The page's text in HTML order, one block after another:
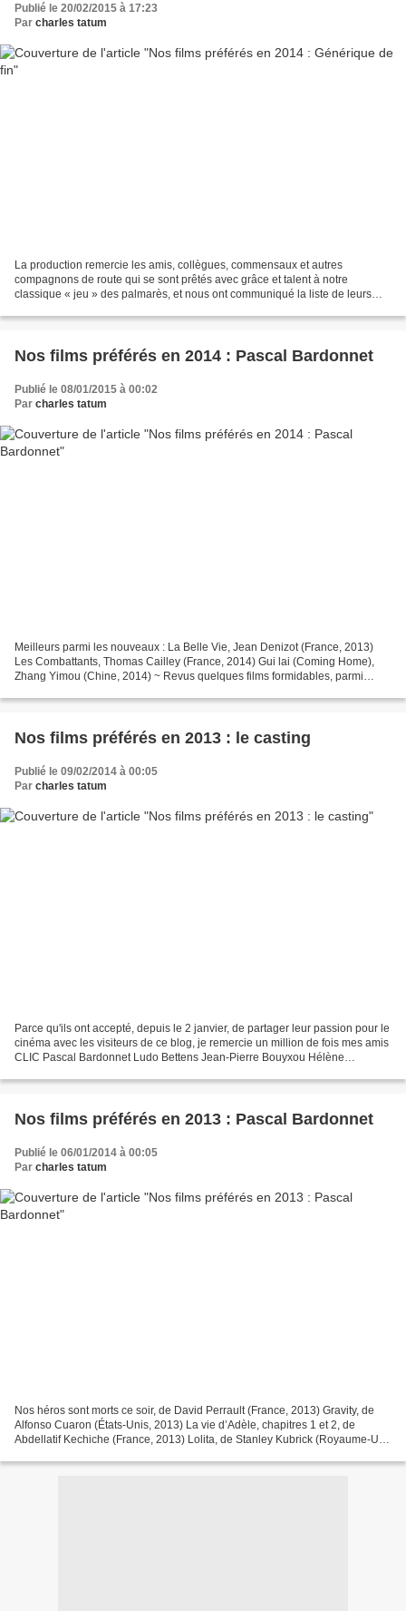
Publié le 20/02/2015 à 17:23
Par charles tatum
La production remercie les amis, collègues, commensaux et autres
compagnons de route qui se sont prêtés avec grâce et talent à notre
classique « jeu » des palmarès, et nous ont communiqué la liste de leurs
Nos films préférés en 2014 : Pascal Bardonnet
Publié le 08/01/2015 à 00:02
Par charles tatum
Meilleurs parmi les nouveaux : La Belle Vie, Jean Denizot (France, 2013)
Les Combattants, Thomas Cailley (France, 2014) Gui lai (Coming Home),
Zhang Yimou (Chine, 2014) ~ Revus quelques films formidables, parmi
Nos films préférés en 2013 : le casting
Publié le 09/02/2014 à 00:05
Par charles tatum
Parce qu'ils ont accepté, depuis le 2 janvier, de partager leur passion pour le
cinéma avec les visiteurs de ce blog, je remercie un million de fois mes amis
CLIC Pascal Bardonnet Ludo Bettens Jean-Pierre Bouyxou Hélène
Nos films préférés en 2013 : Pascal Bardonnet
Publié le 06/01/2014 à 00:05
Par charles tatum
Nos héros sont morts ce soir, de David Perrault (France, 2013) Gravity, de
Alfonso Cuaron (États-Unis, 2013) La vie d’Adèle, chapitres 1 et 2, de
Abdellatif Kechiche (France, 2013) Lolita, de Stanley Kubrick (Royaume-Uni,